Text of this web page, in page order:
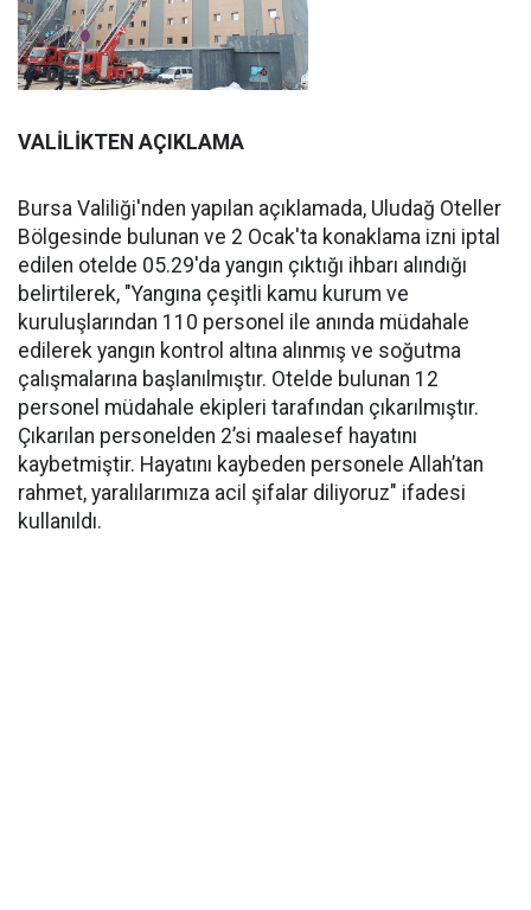
VALİLİKTEN AÇIKLAMA
Bursa Valiliği'nden yapılan açıklamada, Uludağ Oteller
Bölgesinde bulunan ve 2 Ocak'ta konaklama izni iptal
edilen otelde 05.29'da yangın çıktığı ihbarı alındığı
belirtilerek, "Yangına çeşitli kamu kurum ve
kuruluşlarından 110 personel ile anında müdahale
edilerek yangın kontrol altına alınmış ve soğutma
çalışmalarına başlanılmıştır. Otelde bulunan 12
personel müdahale ekipleri tarafından çıkarılmıştır.
Çıkarılan personelden 2’si maalesef hayatını
kaybetmiştir. Hayatını kaybeden personele Allah’tan
rahmet, yaralılarımıza acil şifalar diliyoruz" ifadesi
kullanıldı.